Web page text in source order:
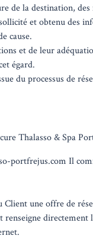
de la destination,
et obtenu des
cause.
et de leur
égard.
du processus de
Thalasso & Spa
portfrejus.com Il
une offre de
directement